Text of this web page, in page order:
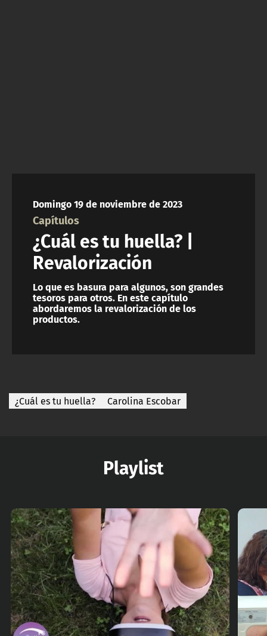
Domingo 19 de noviembre de 2023
Capítulos
¿Cuál es tu huella? |
Revalorización
Lo que es basura para algunos, son grandes
tesoros para otros. En este capítulo
abordaremos la revalorización de los
productos.
¿Cuál es tu huella? Carolina Escobar
Playlist